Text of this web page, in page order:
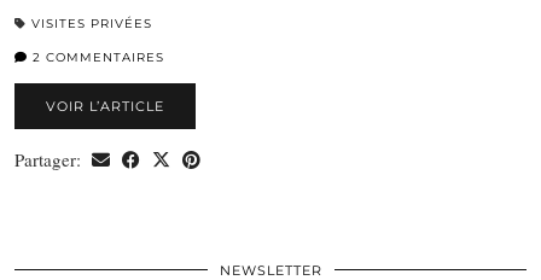
VISITES PRIVÉES
2 COMMENTAIRES
VOIR L’ARTICLE
Partager:
NEWSLETTER